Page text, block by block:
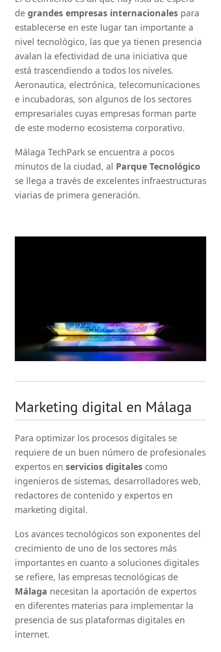
de grandes empresas internacionales para
establecerse en este lugar tan importante a
nivel tecnológico, las que ya tienen presencia
avalan la efectividad de una iniciativa que
está trascendiendo a todos los niveles.
Aeronautica, electrónica, telecomunicaciones
e incubadoras, son algunos de los sectores
empresariales cuyas empresas forman parte
de este moderno ecosistema corporativo.
Málaga TechPark se encuentra a pocos
minutos de la ciudad, al Parque Tecnológico
se llega a través de excelentes infraestructuras
viarias de primera generación.
Marketing digital en Málaga
Para optimizar los procesos digitales se
requiere de un buen número de profesionales
expertos en servicios digitales como
ingenieros de sistemas, desarrolladores web,
redactores de contenido y expertos en
marketing digital.
Los avances tecnológicos son exponentes del
crecimiento de uno de los sectores más
importantes en cuanto a soluciones digitales
se refiere, las empresas tecnológicas de
Málaga necesitan la aportación de expertos
en diferentes materias para implementar la
presencia de sus plataformas digitales en
internet.